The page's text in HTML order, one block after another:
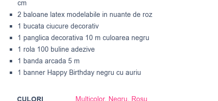
cm
2 baloane latex modelabile in nuante de roz
1 bucata ciucure decorativ
1 panglica decorativa 10 m culoarea negru
1 rola 100 buline adezive
1 banda arcada 5 m
1 banner Happy Birthday negru cu auriu